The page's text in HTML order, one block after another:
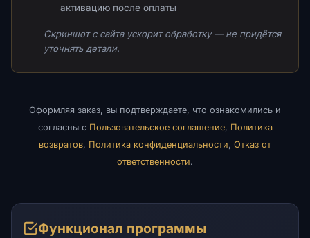
активацию после оплаты
Скриншот с сайта ускорит обработку — не придётся
уточнять детали.
Оформляя заказ, вы подтверждаете, что ознакомились и
согласны с Пользовательское соглашение, Политика
возвратов, Политика конфиденциальности, Отказ от
ответственности.
Функционал программы